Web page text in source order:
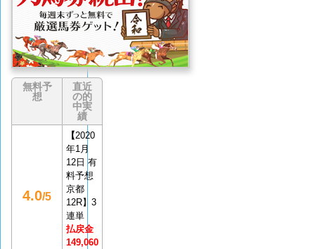
無料予
想
直近
の的
中実
績
4.0/5
【2020
年1月
12日 有
料予想
京都
12R】3
連単
払戻金
149,060